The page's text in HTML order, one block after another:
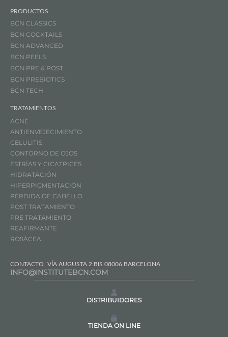
PRODUCTOS
BCN CLASSICS
BCN COCKTAILS
BCN ADVANCED
BCN PEELS
BCN PRE & POST
BCN PREBIOTICS
BCN TECH
TRATAMIENTOS
ACNÉ
ANTIENVEJECIMIENTO
CELULITIS
CONTORNO DE OJOS
ESTRÍAS Y CICATRICES
HIDRATACIÓN
HIPERPIGMENTACIÓN
PÉRDIDA DE CABELLO
POST TRATAMIENTO
PRE TRATAMIENTO
REAFIRMANTE
ROSÁCEA
CONTACTO VÍA AUGUSTA 2 BIS 08006 BARCELONA
INFO@INSTITUTEBCN.COM
DISTRIBUIDORES
TIENDA ON LINE